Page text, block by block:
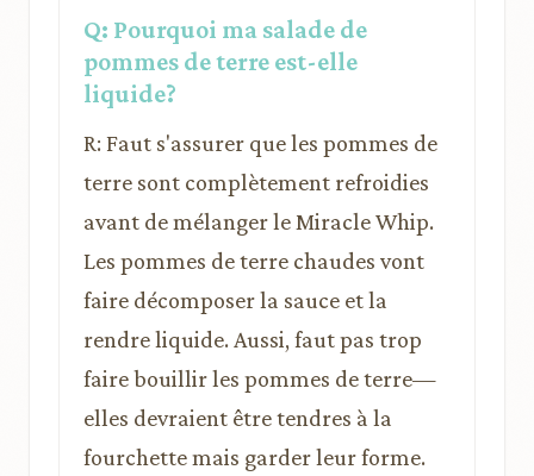
Q: Pourquoi ma salade de
pommes de terre est-elle
liquide?
R: Faut s'assurer que les pommes de
terre sont complètement refroidies
avant de mélanger le Miracle Whip.
Les pommes de terre chaudes vont
faire décomposer la sauce et la
rendre liquide. Aussi, faut pas trop
faire bouillir les pommes de terre—
elles devraient être tendres à la
fourchette mais garder leur forme.